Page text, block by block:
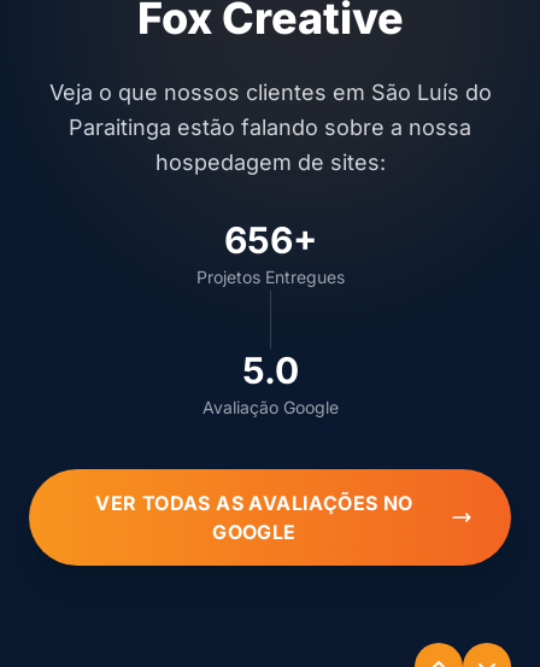
Fox Creative
Veja o que nossos clientes em São Luís do
Paraitinga estão falando sobre a nossa
hospedagem de sites:
656+
Projetos Entregues
5.0
Avaliação Google
VER TODAS AS AVALIAÇÕES NO
GOOGLE